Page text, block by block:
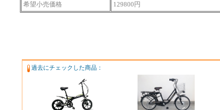
希望小売価格
129800円
過去にチェックした商品：